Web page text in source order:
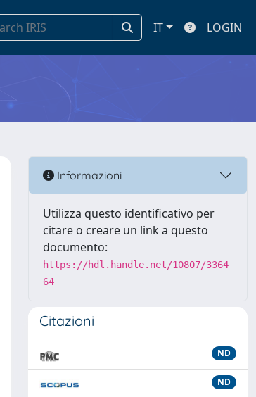
IT LOGIN
Informazioni
Utilizza questo identificativo per
citare o creare un link a questo
documento:
https://hdl.handle.net/10807/3364
64
Citazioni
ND
ND